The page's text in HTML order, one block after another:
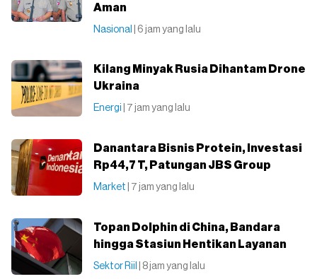
Aman
Nasional | 6 jam yang lalu
Kilang Minyak Rusia Dihantam Drone
Ukraina
Energi | 7 jam yang lalu
Danantara Bisnis Protein, Investasi
Rp44,7 T, Patungan JBS Group
Market | 7 jam yang lalu
Topan Dolphin di China, Bandara
hingga Stasiun Hentikan Layanan
Sektor Riil | 8 jam yang lalu